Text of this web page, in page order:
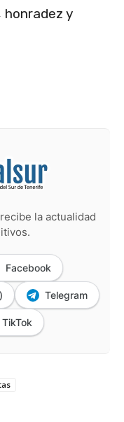
honradez y
la actualidad
Facebook
Telegram
TikTok